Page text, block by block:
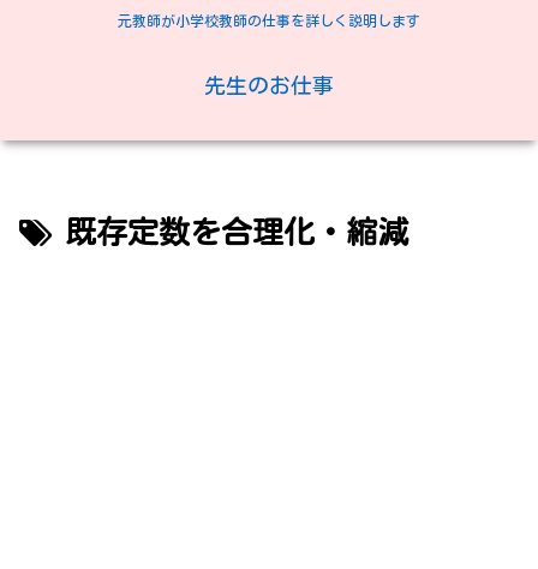
元教師が小学校教師の仕事を詳しく説明します
先生のお仕事
既存定数を合理化・縮減